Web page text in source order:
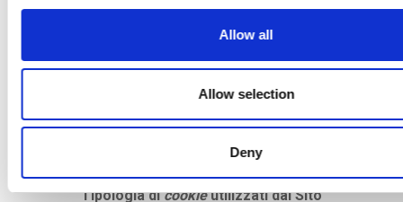
Allow all
Allow selection
Deny
quanto previsto dal Regolamento UE 2016/679, ha il
come previsto dall'art. 77 del Regolamento UE 2016/679
garante@gpdp.it, oppure via
ha sede in Roma (Italia), Piazza Venezia 11 Scala B, CAP
previsto dall'art. art. 79 del Regolamento UE 2016/679.
Tipologia dicookieutilizzati dal Sito